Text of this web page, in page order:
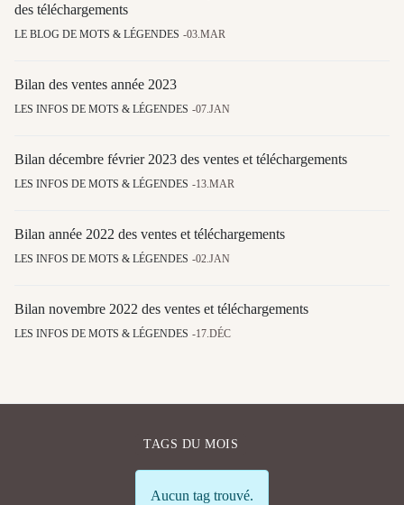
des téléchargements
LE BLOG DE MOTS & LÉGENDES 03.MAR
Bilan des ventes année 2023
LES INFOS DE MOTS & LÉGENDES 07.JAN
Bilan décembre février 2023 des ventes et téléchargements
LES INFOS DE MOTS & LÉGENDES 13.MAR
Bilan année 2022 des ventes et téléchargements
LES INFOS DE MOTS & LÉGENDES 02.JAN
Bilan novembre 2022 des ventes et téléchargements
LES INFOS DE MOTS & LÉGENDES 17.DÉC
TAGS DU MOIS
Info
Aucun tag trouvé.